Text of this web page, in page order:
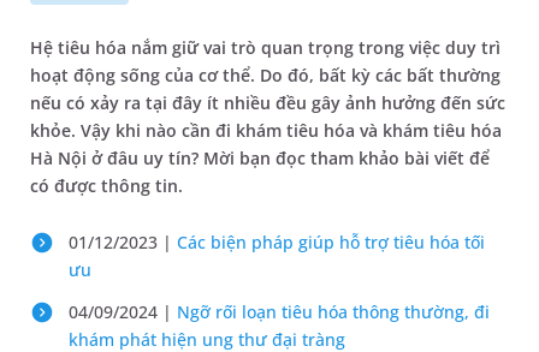
Hệ tiêu hóa nắm giữ vai trò quan trọng trong việc duy trì
hoạt động sống của cơ thể. Do đó, bất kỳ các bất thường
nếu có xảy ra tại đây ít nhiều đều gây ảnh hưởng đến sức
khỏe. Vậy khi nào cần đi khám tiêu hóa và khám tiêu hóa
Hà Nội ở đâu uy tín? Mời bạn đọc tham khảo bài viết để
có được thông tin.
01/12/2023 | Các biện pháp giúp hỗ trợ tiêu hóa tối
ưu
04/09/2024 | Ngỡ rối loạn tiêu hóa thông thường, đi
khám phát hiện ung thư đại tràng